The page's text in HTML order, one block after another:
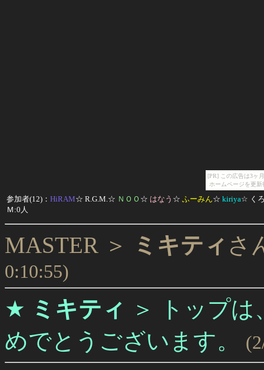
[PR] この広告は3ヶ
ホームページを更
参加者(12)： HiRAM☆ R.G.M.☆ ＮＯＯ ☆ はなう ☆ ふーみん☆ kiriya☆ く
Ｍ:0人
MASTER ＞ ミキティ さ
0:10:55)
★ ミキティ ＞
トップ
めでとうございます。